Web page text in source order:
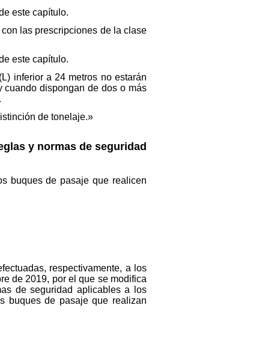
este capítulo.
las prescripciones de la clase
este capítulo.
inferior a 24 metros no estarán
dispongan de dos o más
de tonelaje.»
y normas de seguridad
buques de pasaje que realicen
respectivamente, a los
de 2019, por el que se modifica
de seguridad aplicables a los
buques de pasaje que realizan